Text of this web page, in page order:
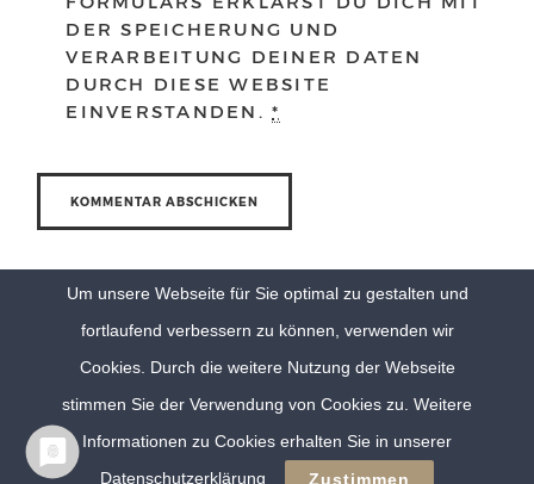
DER SPEICHERUNG UND
VERARBEITUNG DEINER DATEN
DURCH DIESE WEBSITE
EINVERSTANDEN.*
© Eva Berten Photography | Imprint Privacy Policy
Um unsere Webseite für Sie optimal zu gestalten und
fortlaufend verbessern zu können, verwenden wir
Cookies. Durch die weitere Nutzung der Webseite
stimmen Sie der Verwendung von Cookies zu. Weitere
Informationen zu Cookies erhalten Sie in unserer
Datenschutzerklärung
Zustimmen